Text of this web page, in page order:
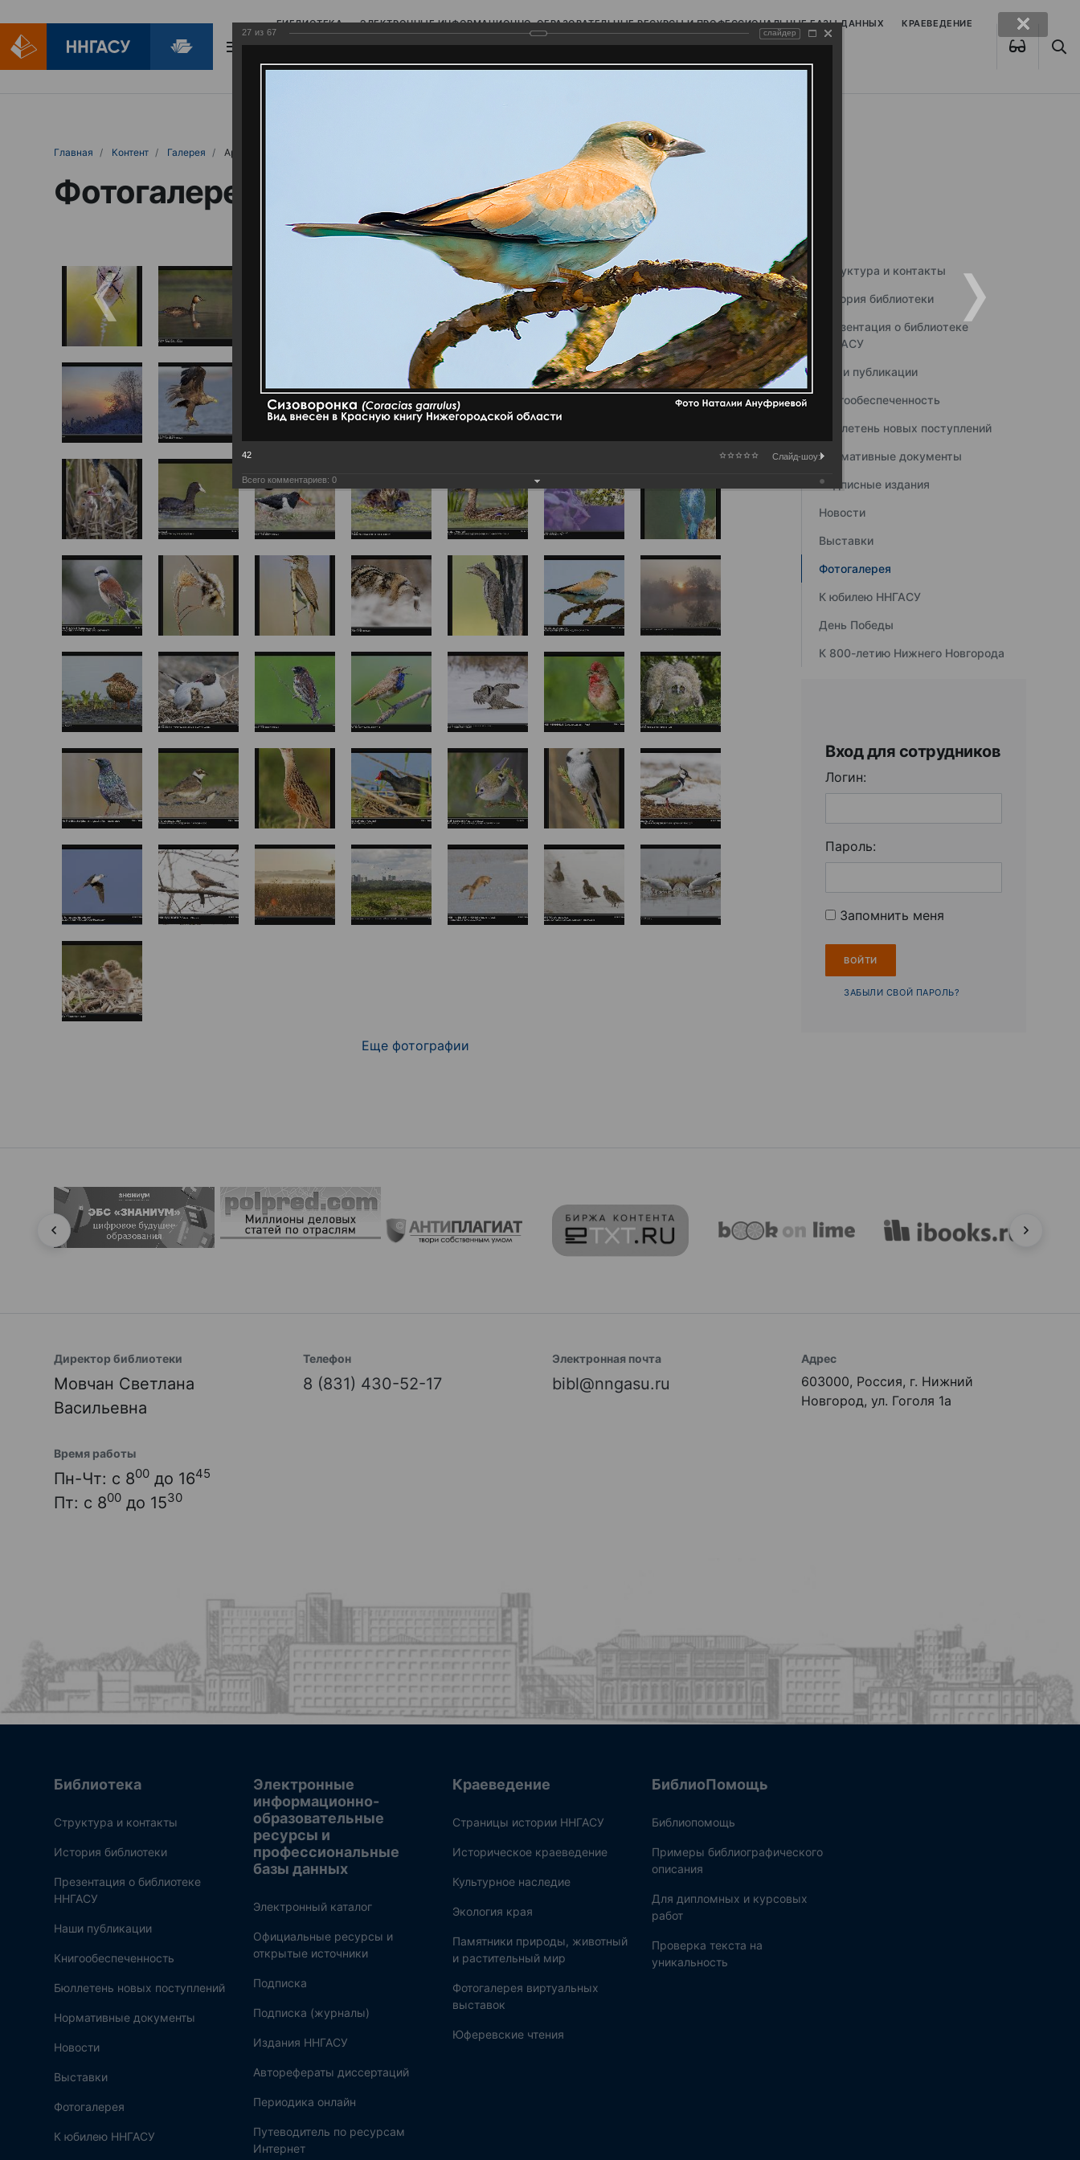
БИБЛИОТЕКА ЭЛЕКТРОННЫЕ ИНФОРМАЦИОННО-ОБРАЗОВАТЕЛЬНЫЕ РЕСУРСЫ И ПРОФЕССИОНАЛЬНЫЕ БАЗЫ ДАННЫХ КРАЕВЕДЕНИЕ
БИБЛИОПОМОЩЬ
Главная Контент Галерея Артемовские луга – жемчужина Нижегородского Поволжья
Фотогалерея
Еще фотографии
Структура и контакты
История библиотеки
Презентация о библиотеке
ННГАСУ
Наши публикации
Книгообеспеченность
Бюллетень новых поступлений
Нормативные документы
Подписные издания
Новости
Выставки
Фотогалерея
К юбилею ННГАСУ
День Победы
К 800-летию Нижнего Новгорода
Вход для сотрудников
Логин:
Пароль:
Запомнить меня
ЗАБЫЛИ СВОЙ ПАРОЛЬ?
Директор библиотеки
Мовчан Светлана
Васильевна
Телефон
8 (831) 430-52-17
Электронная почта
bibl@nngasu.ru
Адрес
603000, Россия, г. Нижний
Новгород, ул. Гоголя 1а
Время работы
Пн-Чт: с 800 до 1645
Пт: с 800 до 1530
Библиотека
Структура и контакты
История библиотеки
Презентация о библиотеке
ННГАСУ
Наши публикации
Книгообеспеченность
Бюллетень новых поступлений
Нормативные документы
Новости
Выставки
Фотогалерея
К юбилею ННГАСУ
Электронные
информационно-
образовательные
ресурсы и
профессиональные
базы данных
Электронный каталог
Официальные ресурсы и
открытые источники
Подписка
Подписка (журналы)
Издания ННГАСУ
Авторефераты диссертаций
Периодика онлайн
Путеводитель по ресурсам
Интернет
Краеведение
Страницы истории ННГАСУ
Историческое краеведение
Культурное наследие
Экология края
Памятники природы, животный
и растительный мир
Фотогалерея виртуальных
выставок
Юферевские чтения
БиблиоПомощь
Библиопомощь
Примеры библиографического
описания
Для дипломных и курсовых
работ
Проверка текста на
уникальность
27 из 67 слайдер
42 Слайд-шоу:
Всего комментариев: 0